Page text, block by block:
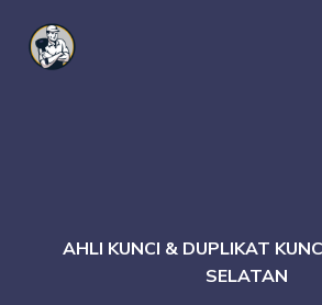
AHLI KUNCI & DUPLIKAT
SELATAN